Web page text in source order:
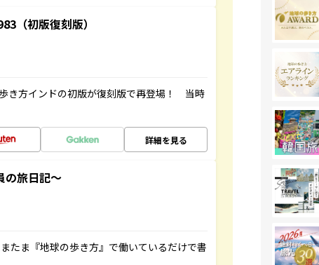
（初版復刻版）
き方インドの初版が復刻版で再登場！ 当時
詳細を見る
の旅日記～
たま『地球の歩き方』で働いているだけで書